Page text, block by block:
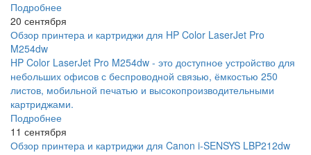
Подробнее
20 сентября
Обзор принтера и картриджи для HP Color LaserJet Pro
M254dw
HP Color LaserJet Pro M254dw - это доступное устройство для
небольших офисов с беспроводной связью, ёмкостью 250
листов, мобильной печатью и высокопроизводительными
картриджами.
Подробнее
11 сентября
Обзор принтера и картриджи для Canon i-SENSYS LBP212dw